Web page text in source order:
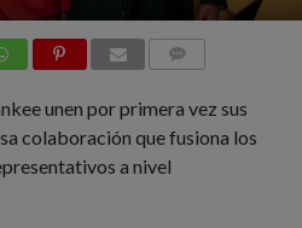
unen por primera vez sus
colaboración que fusiona los
a nivel